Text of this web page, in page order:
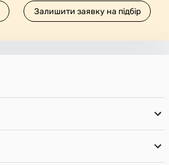
Залишити заявку на підбір